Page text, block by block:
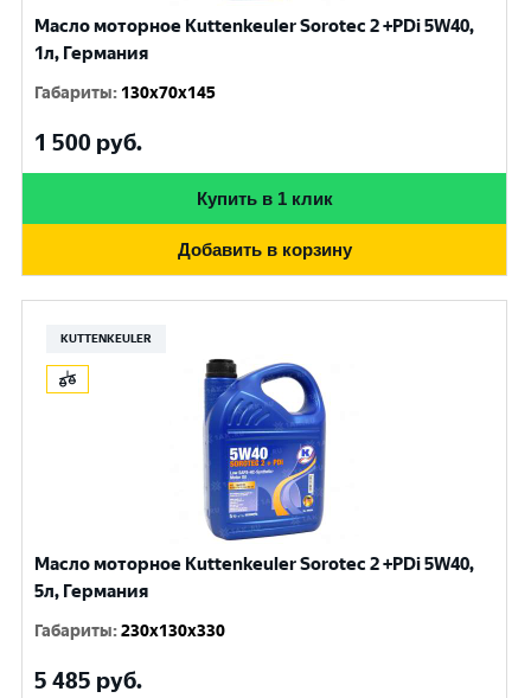
Масло моторное Kuttenkeuler Sorotec 2 +PDi 5W40,
1л, Германия
Габариты: 130x70x145
1 500 руб.
Купить в 1 клик
Добавить в корзину
KUTTENKEULER
Масло моторное Kuttenkeuler Sorotec 2 +PDi 5W40,
5л, Германия
Габариты:230x130x330
5 485 руб.